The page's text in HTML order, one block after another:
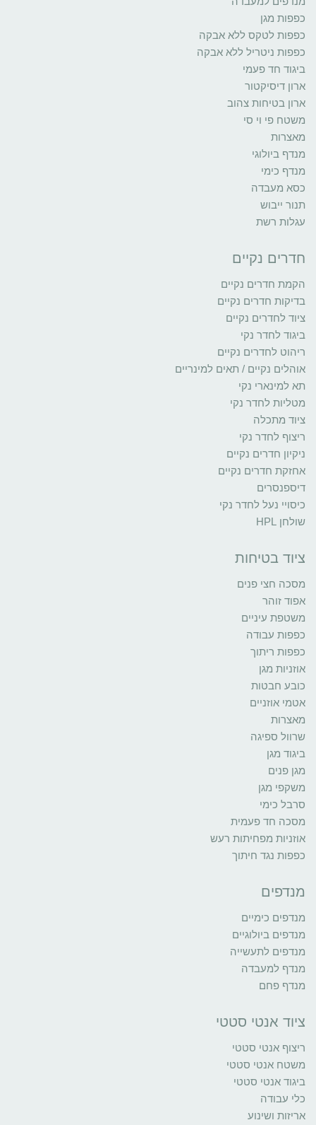
כפפות מגן
כפפות לטקס ללא אבקה
כפפות ניטריל ללא אבקה
ביגוד חד פעמי
ארון דיסיקטור
ארון בטיחות צהוב
משטח פי וי סי
מאצרות
מנדף ביולוגי
מנדף כימי
כסא מעבדה
תנור ייבוש
עגלות רשת
חדרים נקיים
הקמת חדרים נקיים
בדיקות חדרים נקיים
ציוד לחדרים נקיים
ביגוד לחדר נקי
ריהוט לחדרים נקיים
אוהלים נקיים / תאים למינריים
תא למינארי נקי
מטליות לחדר נקי
ציוד מתכלה
ריצוף לחדר נקי
ניקיון חדרים נקיים
אחזקת חדרים נקיים
דיספנסרים
כיסויי נעל לחדר נקי
שולחן HPL
ציוד בטיחות
מסכה חצי פנים
אפוד זוהר
משטפת עיניים
כפפות עבודה
כפפות ריתוך
אוזניות מגן
כובע חבטות
אטמי אוזניים
מאצרות
שרוול ספיגה
ביגוד מגן
מגן פנים
משקפי מגן
סרבל כימי
מסכה חד פעמית
אוזניות מפחיתות רעש
כפפות נגד חיתוך
מנדפים
מנדפים כימיים
מנדפים ביולוגיים
מנדפים לתעשייה
מנדף למעבדה
מנדף פחם
ציוד אנטי סטטי
ריצוף אנטי סטטי
משטח אנטי סטטי
ביגוד אנטי סטטי
כלי עבודה
אריזות ושינוע